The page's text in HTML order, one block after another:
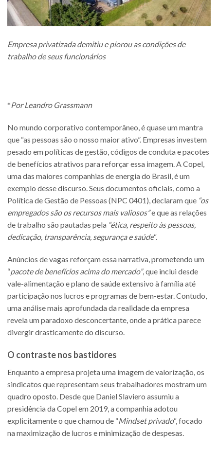
Empresa privatizada demitiu e piorou as condições de
trabalho de seus funcionários
*Por Leandro Grassmann
No mundo corporativo contemporâneo, é quase um mantra
que “as pessoas são o nosso maior ativo”. Empresas investem
pesado em políticas de gestão, códigos de conduta e pacotes
de benefícios atrativos para reforçar essa imagem. A Copel,
uma das maiores companhias de energia do Brasil, é um
exemplo desse discurso. Seus documentos oficiais, como a
Política de Gestão de Pessoas (NPC 0401), declaram que “os
empregados são os recursos mais valiosos”e que as relações
de trabalho são pautadas pela “ética, respeito às pessoas,
dedicação, transparência, segurança e saúde“.
Anúncios de vagas reforçam essa narrativa, prometendo um
“pacote de benefícios acima do mercado”, que inclui desde
vale-alimentação e plano de saúde extensivo à família até
participação nos lucros e programas de bem-estar. Contudo,
uma análise mais aprofundada da realidade da empresa
revela um paradoxo desconcertante, onde a prática parece
divergir drasticamente do discurso.
O contraste nos bastidores
Enquanto a empresa projeta uma imagem de valorização, os
sindicatos que representam seus trabalhadores mostram um
quadro oposto. Desde que Daniel Slaviero assumiu a
presidência da Copel em 2019, a companhia adotou
explicitamente o que chamou de “Mindset privado“, focado
na maximização de lucros e minimização de despesas.